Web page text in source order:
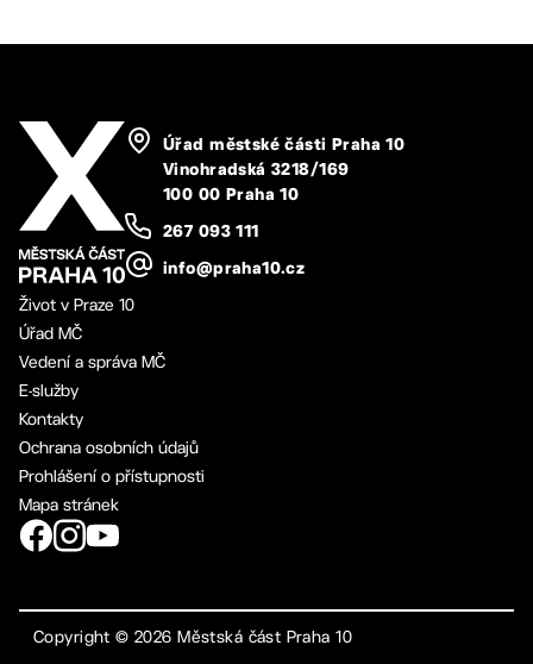
Úřad městské části Praha 10
Vinohradská 3218/169
100 00 Praha 10
267 093 111
info@praha10.cz
Život v Praze 10
Úřad MČ
Vedení a správa MČ
E-služby
Kontakty
Ochrana osobních údajů
Prohlášení o přístupnosti
Mapa stránek
Copyright ©2026 Městská část Praha 10